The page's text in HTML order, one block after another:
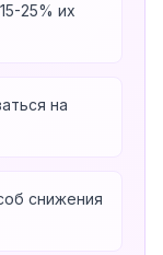
25% их
на
снижения